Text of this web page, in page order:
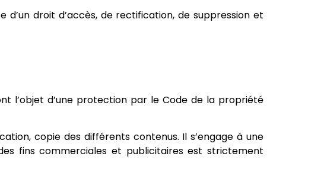
d’un droit d’accès, de rectification, de suppression et
l’objet d’une protection par le Code de la propriété
copie des différents contenus. Il s’engage à une
fins commerciales et publicitaires est strictement